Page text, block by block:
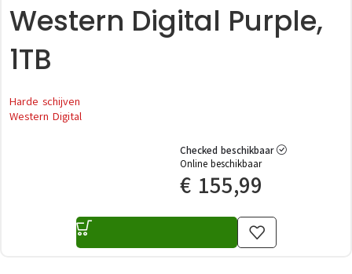
Western Digital Purple,
1TB
Harde schijven
Western Digital
Checked beschikbaar
Online beschikbaar
€ 155,99